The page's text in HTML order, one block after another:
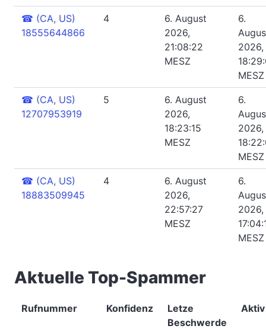
☎ (CA, US)
18555644866
4
6. August
2026,
21:08:22
MESZ
6.
2026,
MESZ
☎ (CA, US)
12707953919
5
6. August
2026,
18:23:15
MESZ
6.
2026,
MESZ
☎ (CA, US)
18883509945
4
6. August
2026,
22:57:27
MESZ
6.
2026,
MESZ
Aktuelle Top-Spammer
Rufnummer Konfidenz
Letze
Beschwerde